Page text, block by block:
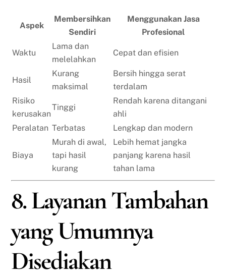
Aspek
Membersihkan
Sendiri
Menggunakan Jasa
Profesional
Waktu
Lama dan
melelahkan
Cepat dan efisien
Hasil
Kurang
maksimal
Bersih hingga serat
terdalam
Risiko
kerusakan
Tinggi
Rendah karena ditangani
ahli
Peralatan Terbatas Lengkap dan modern
Biaya
Murah di awal,
tapi hasil
kurang
Lebih hemat jangka
panjang karena hasil
tahan lama
8. Layanan Tambahan
yang Umumnya
Disediakan